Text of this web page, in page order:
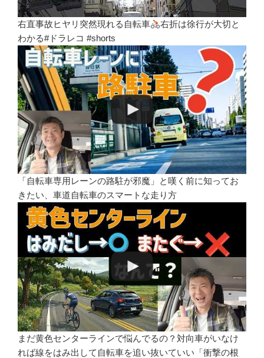
右直事故ヒヤリ突然現れる自転車
右折は徐行が大切と
わかる#ドラレコ #shorts
「自転車専用レーンの路駐が邪魔」と嘆く前に知ってお
きたい、車道自転車のスマートな走り方
まだ黄色センターラインで悩んでるの？対向車がいなけ
れば線をはみ出して自転車を追い抜いていい「衝撃の根